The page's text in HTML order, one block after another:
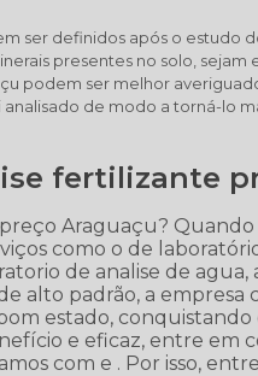
ser definidos após o estudo
presentes no solo, sejam
podem ser melhor
de modo a torná-lo
fertilizante
Araguaçu? Quando
como o de
de analise de agua,
alto padrão, a empresa
estado,
e eficaz, entre em
com e . Por isso,